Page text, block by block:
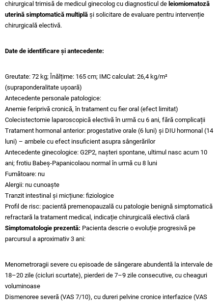
chirurgical trimisă de medicul ginecolog cu diagnosticul de leiomiomatoză
uterină simptomatică multiplă și solicitare de evaluare pentru intervenție
chirurgicală electivă.
Date de identificare și antecedente:
Greutate: 72 kg; Înălțime: 165 cm; IMC calculat: 26,4 kg/m²
(supraponderalitate ușoară)
Antecedente personale patologice:
Anemie feriprivă cronică, în tratament cu fier oral (efect limitat)
Colecistectomie laparoscopică electivă în urmă cu 6 ani, fără complicații
Tratament hormonal anterior: progestative orale (6 luni) și DIU hormonal (14
luni) – ambele cu efect insuficient asupra sângerărilor
Antecedente ginecologice: G2P2, nașteri spontane, ultimul nasc acum 10
ani; frotiu Babeș-Papanicolaou normal în urmă cu 8 luni
Fumătoare: nu
Alergii: nu cunoaște
Tranzit intestinal și micțiune: fiziologice
Profil de risc: pacientă premenopauzală cu patologie benignă simptomatică
refractară la tratament medical, indicație chirurgicală electivă clară
Simptomatologie prezentă: Pacienta descrie o evoluție progresivă pe
parcursul a aproximativ 3 ani:
Menometroragii severe cu episoade de sângerare abundentă la intervale de
18–20 zile (cicluri scurtate), pierderi de 7–9 zile consecutive, cu cheaguri
voluminoase
Dismenoree severă (VAS 7/10), cu dureri pelvine cronice interfazice (VAS